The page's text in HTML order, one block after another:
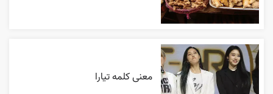
معنی کلمه تیارا